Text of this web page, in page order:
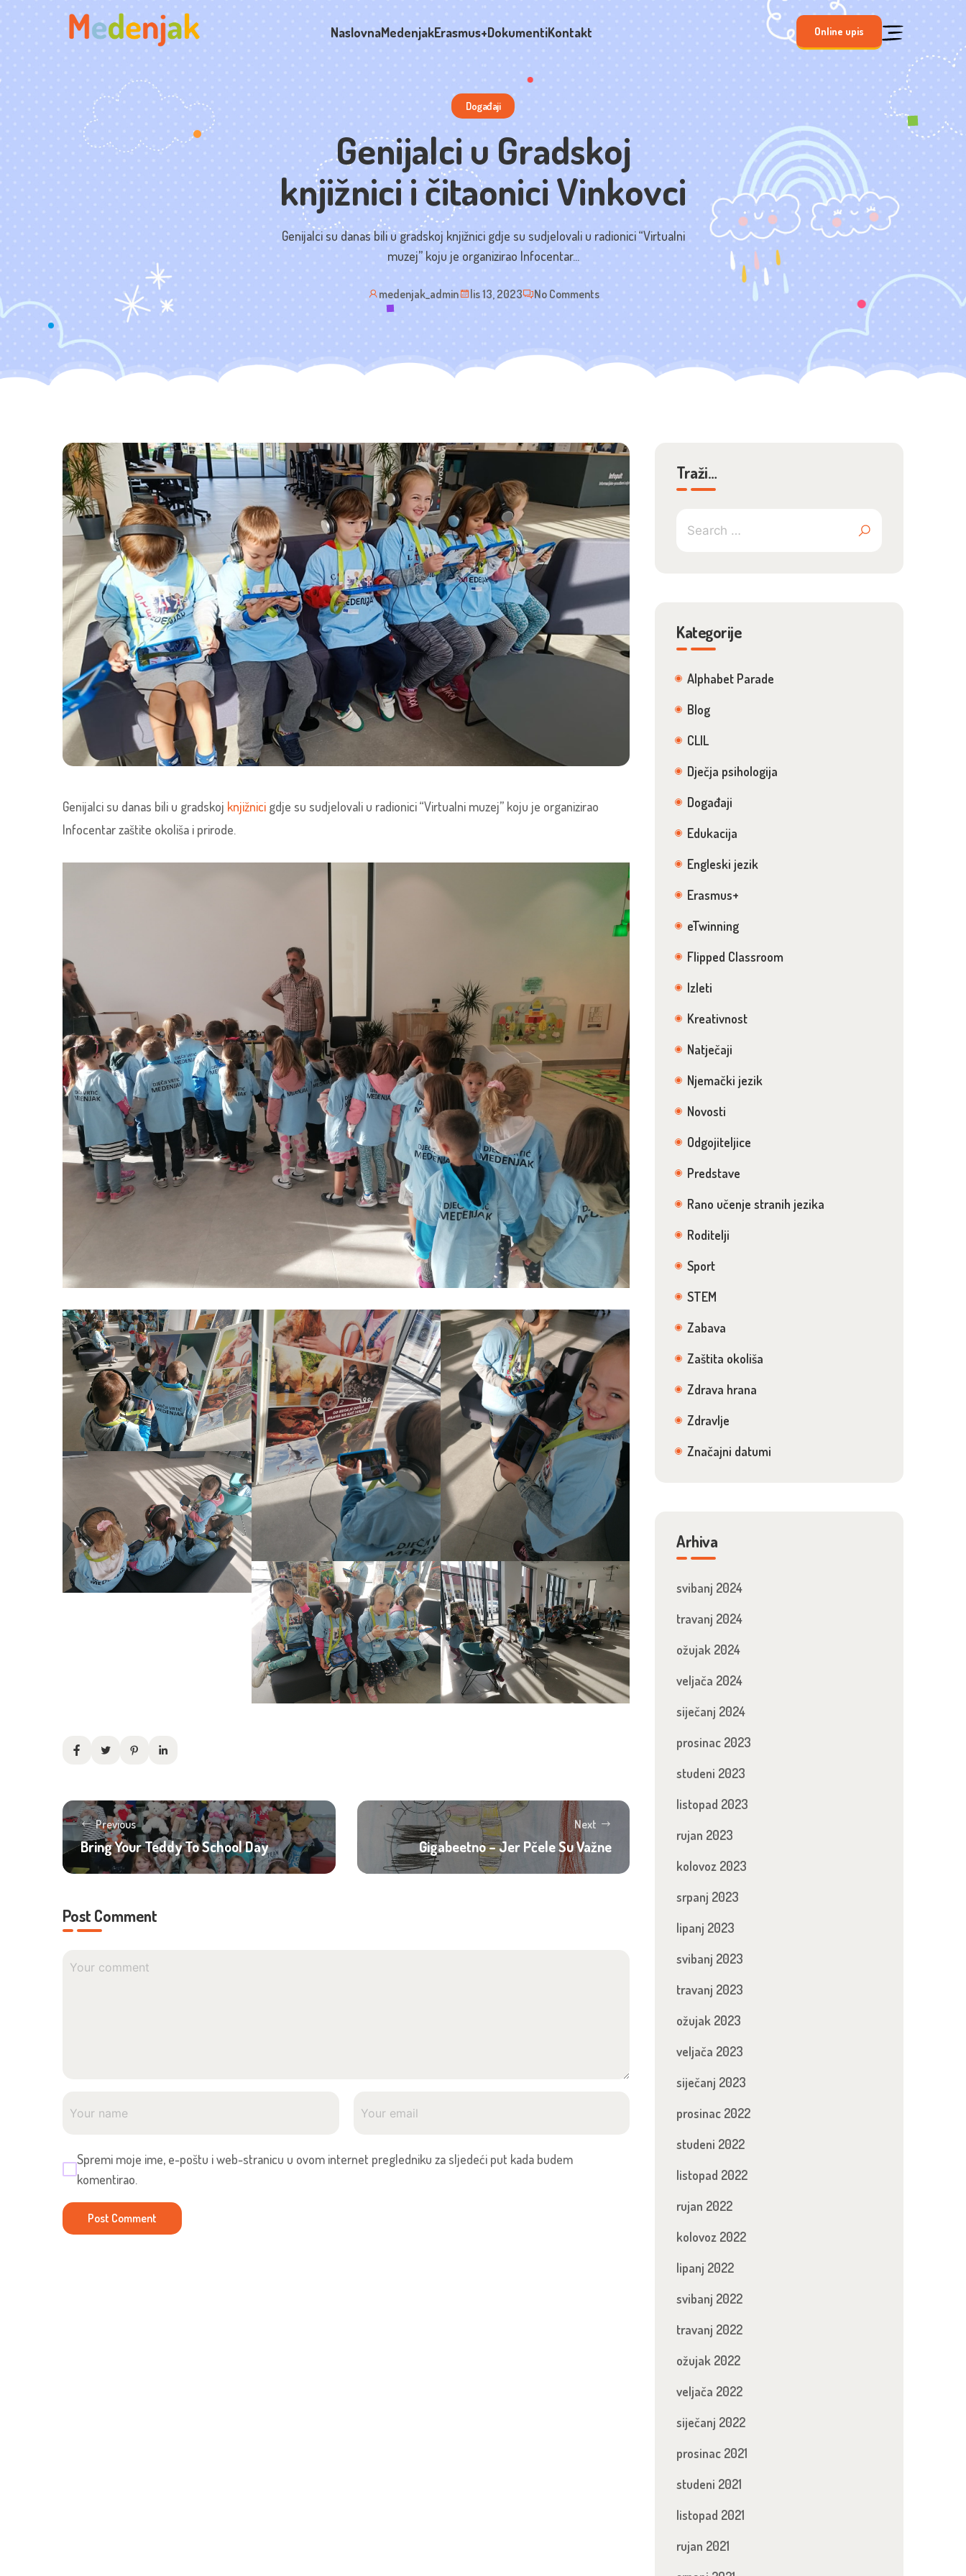
NaslovnaMedenjakErasmus+DokumentiKontakt Online upis
Događaji
Genijalci u Gradskoj
knjižnici i čitaonici Vinkovci
Genijalci su danas bili u gradskoj knjižnici gdje su sudjelovali u radionici “Virtualni
muzej” koju je organizirao Infocentar...
medenjak_admin lis 13, 2023 No Comments
Genijalci su danas bili u gradskoj knjižnici gdje su sudjelovali u radionici “Virtualni muzej” koju je organizirao
Infocentar zaštite okoliša i prirode.
Previous
Bring Your Teddy To School Day
Next
Gigabeetno – Jer Pčele Su Važne
Post Comment
Spremi moje ime, e-poštu i web-stranicu u ovom internet pregledniku za sljedeći put kada budem
komentirao.
Traži…
Kategorije
Alphabet Parade
Blog
CLIL
Dječja psihologija
Događaji
Edukacija
Engleski jezik
Erasmus+
eTwinning
Flipped Classroom
Izleti
Kreativnost
Natječaji
Njemački jezik
Novosti
Odgojiteljice
Predstave
Rano učenje stranih jezika
Roditelji
Sport
STEM
Zabava
Zaštita okoliša
Zdrava hrana
Zdravlje
Značajni datumi
Arhiva
svibanj 2024
travanj 2024
ožujak 2024
veljača 2024
siječanj 2024
prosinac 2023
studeni 2023
listopad 2023
rujan 2023
kolovoz 2023
srpanj 2023
lipanj 2023
svibanj 2023
travanj 2023
ožujak 2023
veljača 2023
siječanj 2023
prosinac 2022
studeni 2022
listopad 2022
rujan 2022
kolovoz 2022
lipanj 2022
svibanj 2022
travanj 2022
ožujak 2022
veljača 2022
siječanj 2022
prosinac 2021
studeni 2021
listopad 2021
rujan 2021